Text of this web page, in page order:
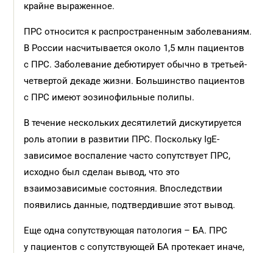
крайне выраженное.
ПРС относится к распространенным заболеваниям.
В России насчитывается около 1,5 млн пациентов
с ПРС. Заболевание дебютирует обычно в третьей-
четвертой декаде жизни. Большинство пациентов
с ПРС имеют эозинофильные полипы.
В течение нескольких десятилетий дискутируется
роль атопии в развитии ПРС. Поскольку IgE-
зависимое воспаление часто сопутствует ПРС,
исходно был сделан вывод, что это
взаимозависимые состояния. Впоследствии
появились данные, подтвердившие этот вывод.
Еще одна сопутствующая патология – БА. ПРС
у пациентов с сопутствующей БА протекает иначе,